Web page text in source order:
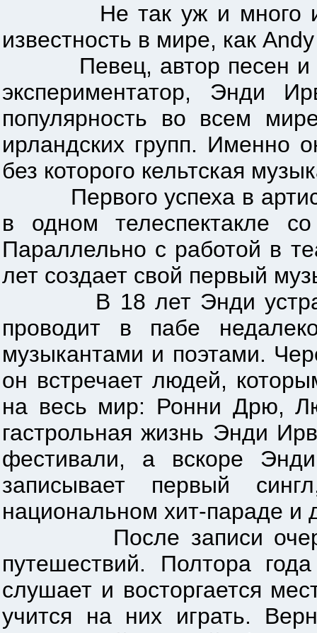
Не так уж и много
известность в мире, как
Певец, автор песен и
экспериментатор, Энди
популярность во всем
ирландских групп. Именно
без которого кельтская
Первого успеха в
в одном телеспектакле
Параллельно с работой в
лет создает свой первый
В 18 лет Энди
проводит в пабе
музыкантами и поэтами.
он встречает людей,
на весь мир: Ронни Дрю,
гастрольная жизнь Энди
фестивали, а вскоре
записывает первый
национальном хит-параде и
После записи
путешествий. Полтора
слушает и восторгается
учится на них играть.